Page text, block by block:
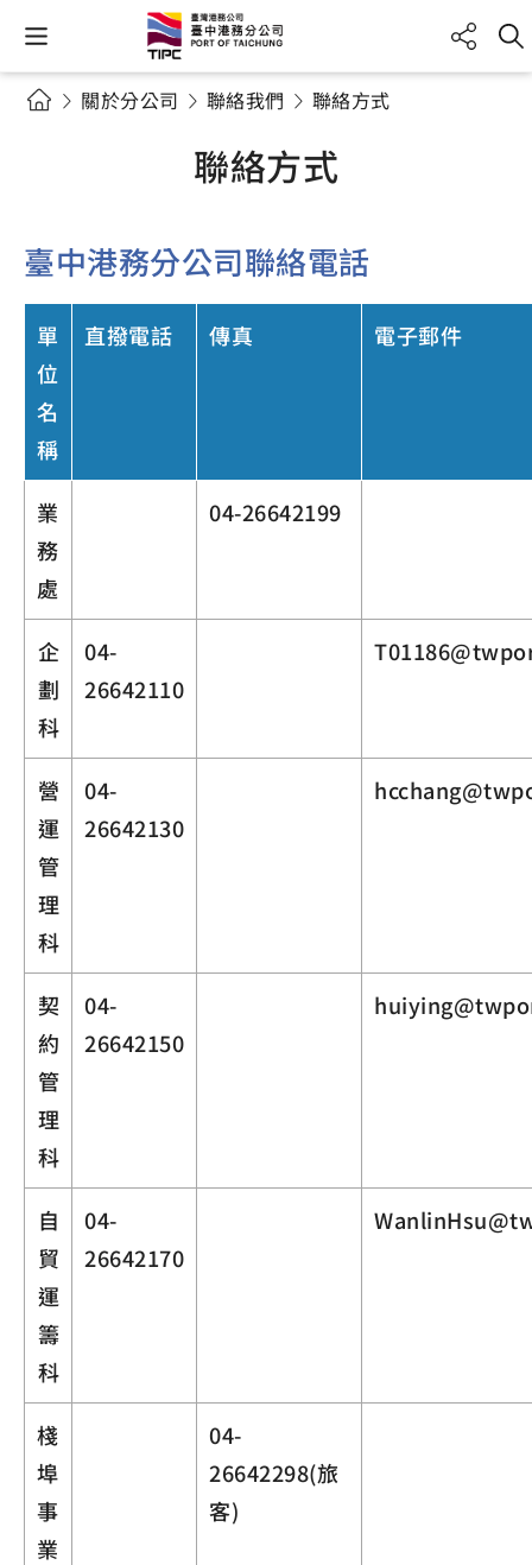
關於分公司 聯絡我們 聯絡方式
聯絡方式
臺中港務分公司聯絡電話
單
位
名
稱
直撥電話 傳真 電子郵件
業
務
處
04-26642199
企
劃
科
04-
26642110
營
運
管
理
科
04-
26642130
契
約
管
理
科
04-
26642150
自
貿
運
籌
科
04-
26642170
棧
埠
事
業
04-
26642298(旅
客)